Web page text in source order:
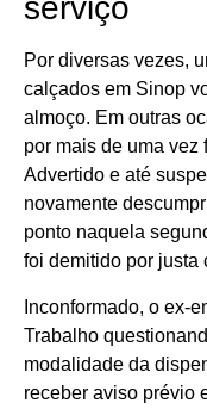
serviço
Por diversas vezes,
calçados em Sinop
almoço. Em outras
por mais de uma vez
Advertido e até
novamente
ponto naquela
foi demitido por justa
Inconformado, o ex-
Trabalho
modalidade da
receber aviso prévio